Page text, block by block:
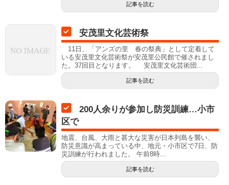
記事を読む
安茂里文化芸術祭
11日、「アンズの里 春の祭典」として定着して
いる安茂里文化芸術祭が安茂里公民館で催されまし
た。37回目となります。 安茂里文化芸術団...
記事を読む
200人余りが参加し防災訓練…小市
区で
地震、台風、大雨と甚大な災害が日本列島を襲い、
防災意識が高まっている中、地元・小市区で7日、防
災訓練が行われました。 午前8時...
記事を読む